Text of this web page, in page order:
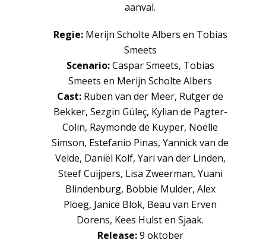
aanval.
Regie:Merijn Scholte Albers en Tobias
Smeets
Scenario:Caspar Smeets, Tobias
Smeets en Merijn Scholte Albers
Cast: Ruben van der Meer, Rutger de
Bekker, Sezgin Güleç, Kylian de Pagter-
Colin, Raymonde de Kuyper, Noëlle
Simson, Estefanio Pinas, Yannick van de
Velde, Daniël Kolf, Yari van der Linden,
Steef Cuijpers, Lisa Zweerman, Yuani
Blindenburg, Bobbie Mulder, Alex
Ploeg, Janice Blok, Beau van Erven
Dorens, Kees Hulst en Sjaak.
Release:9 oktober